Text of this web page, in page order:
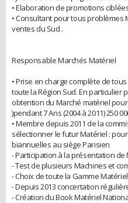
• Elaboration de promotions
• Consultant pour tous
ventes du Sud .
Responsable Marchés Matériel
• Prise en charge complète de
toute la Région Sud. En particulier
obtention du Marché matériel
)pendant 7 Ans (2004 à 2011) 250
• Membre depuis 2011 de la
sélectionner le futur Matériel :
biannuelles au siège Parisien
- Participation à la présentation de
- Test de plusieurs Machines et
- Choix de toute la Gamme
- Depuis 2013 concertation
- Création du Book Matériel